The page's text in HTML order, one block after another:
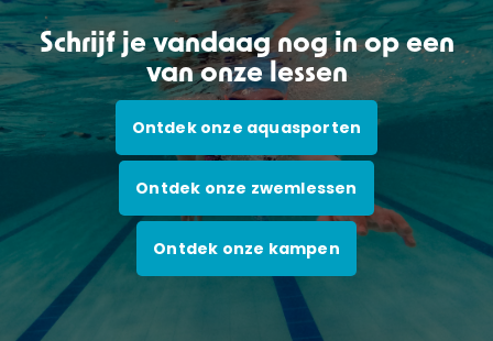
Schrijf je vandaag nog in op een
van onze lessen
Ontdek onze aquasporten
Ontdek onze zwemlessen
Ontdek onze kampen